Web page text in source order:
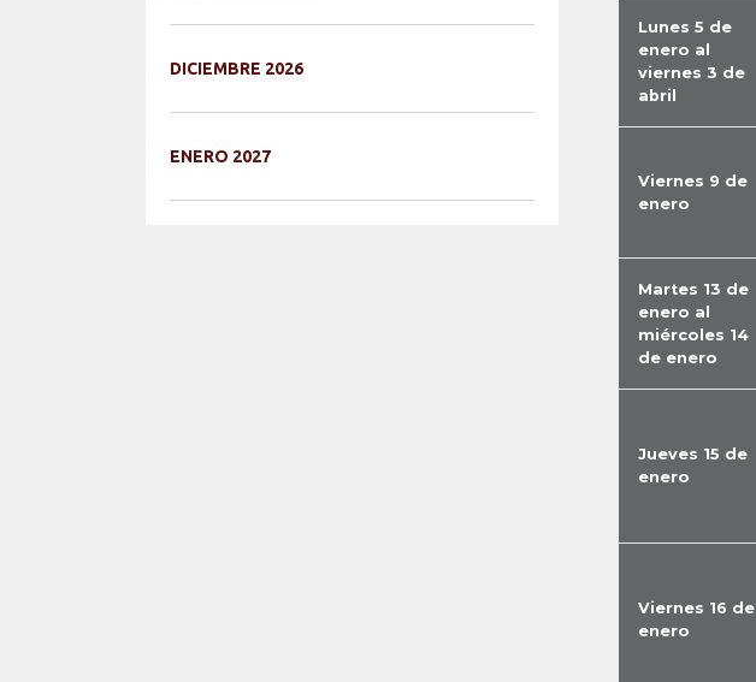
DICIEMBRE 2026
ENERO 2027
Lunes 5 de
enero al
viernes 3 de
abril
Viernes 9 de
enero
Martes 13 de
enero al
miércoles 14
de enero
Jueves 15 de
enero
Viernes 16 de
enero